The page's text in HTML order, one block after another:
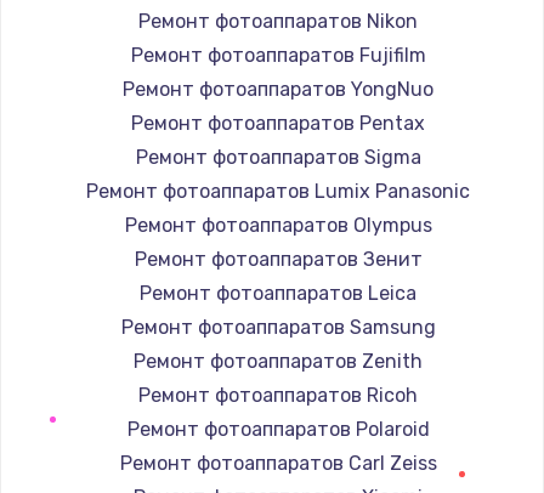
Замена / ремонт электронного модуля
управления
Заказать
Замена конфорки
Заказать
Замена платы сенсора
Заказать
Ремонт фотоаппаратов Nikon
Ремонт фотоаппаратов Fujifilm
Ремонт фотоаппаратов YongNuo
Ремонт фотоаппаратов Pentax
Ремонт фотоаппаратов Sigma
Ремонт фотоаппаратов Lumix Panasonic
Ремонт фотоаппаратов Olympus
Ремонт фотоаппаратов Зенит
Ремонт фотоаппаратов Leica
Ремонт фотоаппаратов Samsung
Ремонт фотоаппаратов Zenith
Ремонт фотоаппаратов Ricoh
Ремонт фотоаппаратов Polaroid
Ремонт фотоаппаратов Carl Zeiss